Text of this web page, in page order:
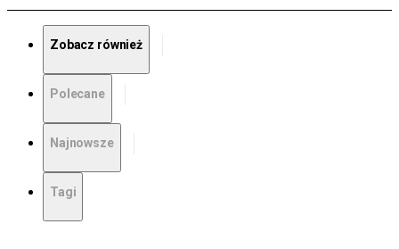
Zobacz również
Polecane
Najnowsze
Tagi